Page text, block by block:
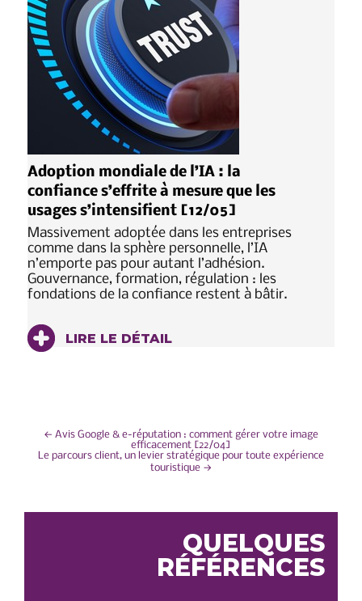
Adoption mondiale de l’IA : la
confiance s’effrite à mesure que les
usages s’intensifient [12/05]
Massivement adoptée dans les entreprises
comme dans la sphère personnelle, l’IA
n’emporte pas pour autant l’adhésion.
Gouvernance, formation, régulation : les
fondations de la confiance restent à bâtir.
LIRE LE DÉTAIL
NAVIGATION
← Avis Google & e-réputation : comment gérer votre image
efficacement [22/04]
Le parcours client, un levier stratégique pour toute expérience
touristique →
QUELQUES
RÉFÉRENCES